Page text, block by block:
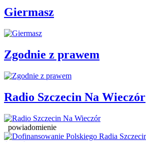
Giermasz
Zgodnie z prawem
Radio Szczecin Na Wieczór
powiadomienie